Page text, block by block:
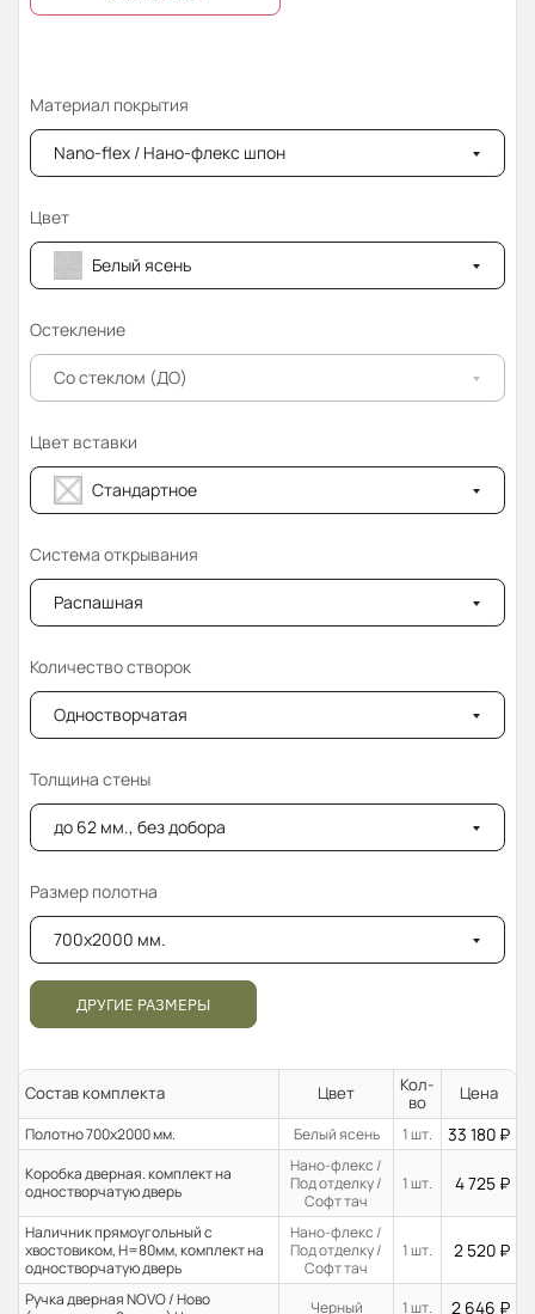
Материал покрытия
Nano-flex / Нано-флекс шпон
Цвет
Белый ясень
Остекление
Со стеклом (ДО)
Цвет вставки
Стандартное
Система открывания
Распашная
Количество створок
Одностворчатая
Толщина стены
до 62 мм., без добора
Размер полотна
700x2000 мм.
ДРУГИЕ РАЗМЕРЫ
Состав комплекта Цвет
Кол-
во
Цена
Полотно 700x2000 мм. Белый ясень 1 шт. 33 180 ₽
Коробка дверная. комплект на
одностворчатую дверь
Нано-флекс /
Под отделку /
Софт тач
1 шт. 4 725 ₽
Наличник прямоугольный с
хвостовиком, H=80мм, комплект на
одностворчатую дверь
Нано-флекс /
Под отделку /
Софт тач
1 шт. 2 520 ₽
Ручка дверная NOVO / Ново
Черный 1 шт. 2 646 ₽